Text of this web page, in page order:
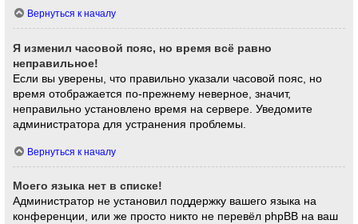
Вернуться к началу
Я изменил часовой пояс, но время всё равно
неправильное!
Если вы уверены, что правильно указали часовой пояс, но
время отображается по-прежнему неверное, значит,
неправильно установлено время на сервере. Уведомите
администратора для устранения проблемы.
Вернуться к началу
Моего языка нет в списке!
Администратор не установил поддержку вашего языка на
конференции, или же просто никто не перевёл phpBB на ваш